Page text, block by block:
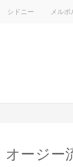
シドニー メルボ
オージー